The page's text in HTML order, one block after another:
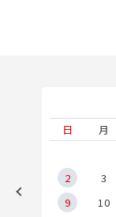
日
月
2
3
9
10